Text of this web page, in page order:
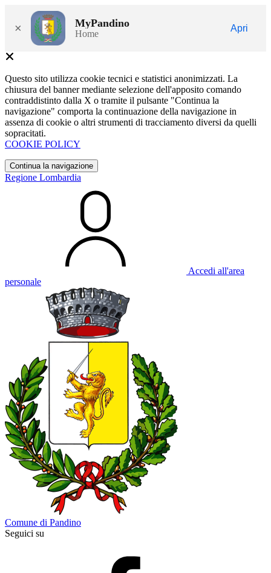
× MyPandino
Home
Apri
Questo sito utilizza cookie tecnici e statistici anonimizzati. La
chiusura del banner mediante selezione dell'apposito comando
contraddistinto dalla X o tramite il pulsante "Continua la
navigazione" comporta la continuazione della navigazione in
assenza di cookie o altri strumenti di tracciamento diversi da quelli
sopracitati.
COOKIE POLICY
Continua la navigazione
Regione Lombardia
Accedi all'area
personale
Comune di Pandino
Seguici su